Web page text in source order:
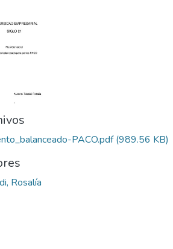
PACO.pdf(989.56 KB)
Rosalía